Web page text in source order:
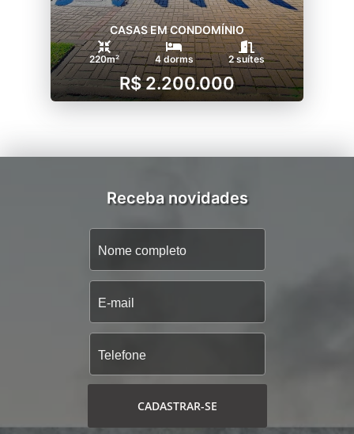
CASAS EM CONDOMÍNIO
220m² 4 dorms 2 suítes
R$ 2.200.000
Receba novidades
CADASTRAR-SE